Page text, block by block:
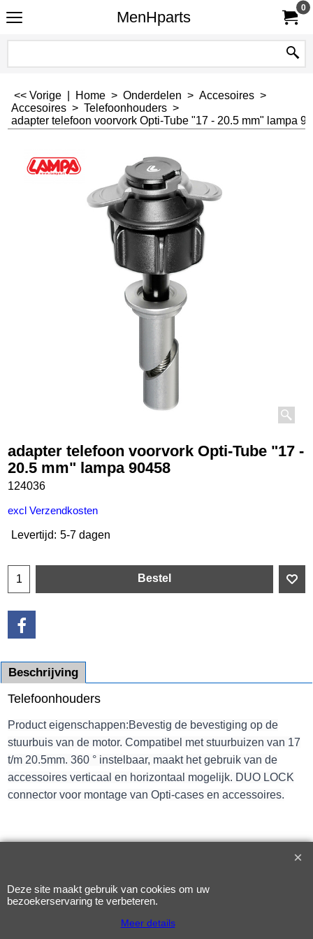
MenHparts
0
<< Vorige Home > Onderdelen > Accesoires >
Accesoires > Telefoonhouders >
adapter telefoon voorvork Opti-Tube "17 - 20.5 mm" lampa
adapter telefoon voorvork Opti-Tube "17 -
20.5 mm" lampa 90458
124036
€30.10 incl BTW
excl Verzendkosten
Beschrijving
Telefoonhouders
Product eigenschappen:Bevestig de bevestiging op de
stuurbuis van de motor. Compatibel met stuurbuizen van 17
t/m 20.5mm. 360 ° instelbaar, maakt het gebruik van de
accessoires verticaal en horizontaal mogelijk. DUO LOCK
Webwinkel gemaakt met
ShopFactory webwinkel
software.
Deze site maakt gebruik van cookies om uw
bezoekerservaring te verbeteren.
Meer details